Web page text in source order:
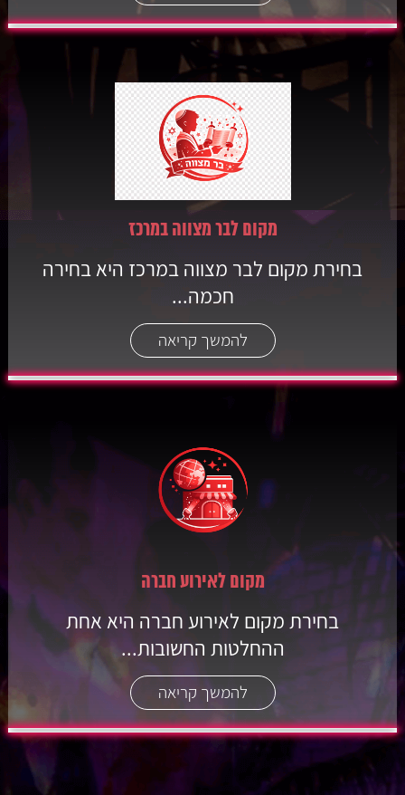
מקום לבר מצווה במרכז
בחירת מקום לבר מצווה במרכז היא בחירה
חכמה...
להמשך קריאה
מקום לאירוע חברה
בחירת מקום לאירוע חברה היא אחת
ההחלטות החשובות...
להמשך קריאה